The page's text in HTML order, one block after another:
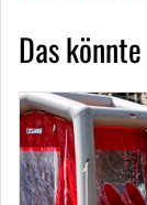
Das